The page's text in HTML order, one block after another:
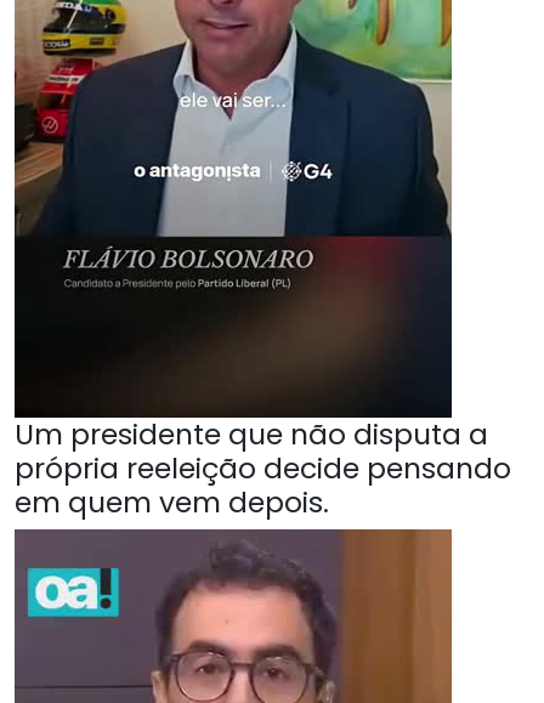
Um presidente que não disputa a
própria reeleição decide pensando
em quem vem depois.